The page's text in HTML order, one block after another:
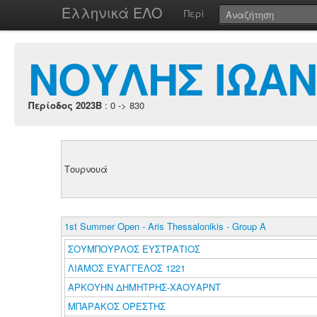
Ελληνικά ΕΛΟ Περί
ΝΟΥΛΗΣ
Περίοδος 2023B : 0 -> 830
Τουρνουά
1st Summer Open - Aris Thessalonikis - Group A
ΣΟΥΜΠΟΥΡΛΟΣ ΕΥΣΤΡΑΤΙΟΣ
ΛΙΑΜΟΣ ΕΥΑΓΓΕΛΟΣ 1221
ΑΡΚΟΥΗΝ ΔΗΜΗΤΡΗΣ-ΧΑΟΥΑΡΝΤ
ΜΠΑΡΑΚΟΣ ΟΡΕΣΤΗΣ